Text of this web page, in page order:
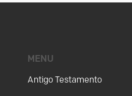
MENU
Antigo Testamento